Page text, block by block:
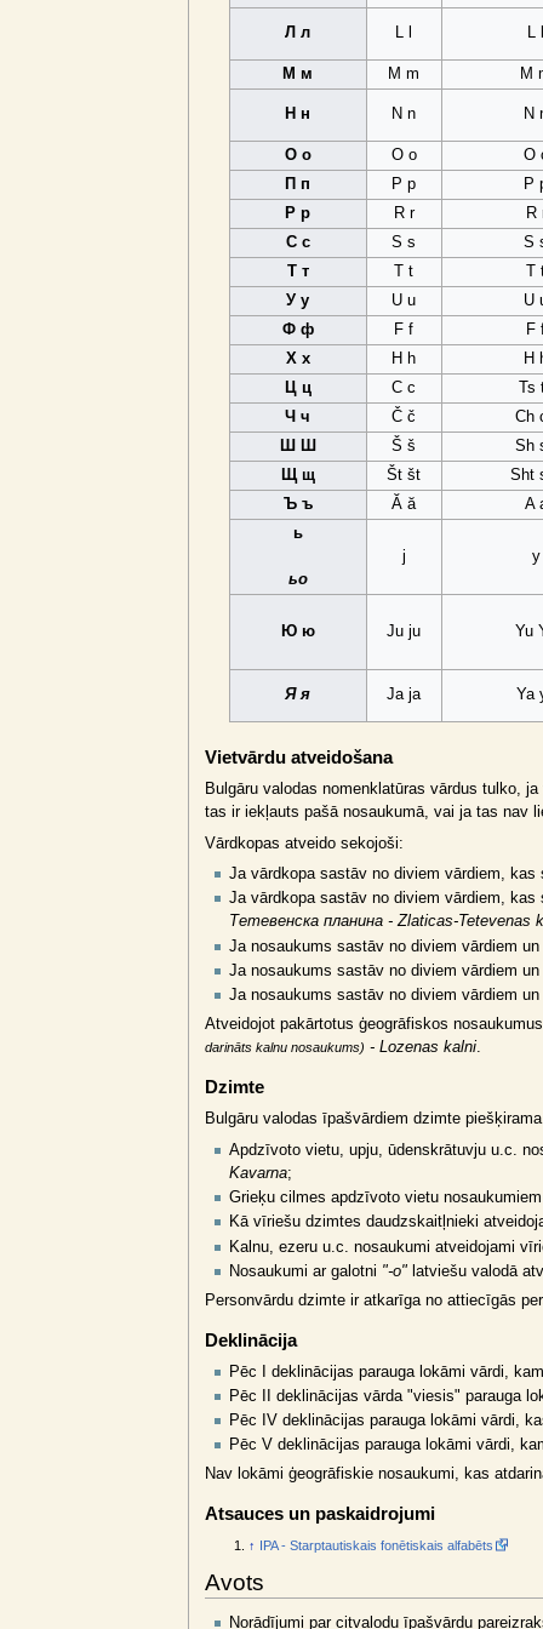
Л л
М м
M m M
Н н N n N
О о
O o O
П п
P p P
Р р
R r R
С с
S s S
Т т
T t T
У у
U u U
Ф ф
F f F
Х х
H h H
Ц ц
C c Ts
Ч ч
Č č Ch
Ш Ш
Š š Sh
Щ щ
Št št Sht
Ъ ъ
Ă ă A
ь
ьо
j y
Ю ю Ju ju Yu
Я я Ja ja Ya
Vietvārdu atveidošana
Bulgāru valodas nomenklatūras vārdus tulko,
tas ir iekļauts pašā nosaukumā, vai ja tas nav
Vārdkopas atveido sekojoši:
Ja vārdkopa sastāv no diviem vārdiem,
Ja vārdkopa sastāv no diviem vārdiem,
Тетевенска планина - Zlaticas-Tetevenas
Ja nosaukums sastāv no diviem vārdiem
Ja nosaukums sastāv no diviem vārdiem
Ja nosaukums sastāv no diviem vārdiem
Atveidojot pakārtotus ģeogrāfiskos
darināts kalnu nosaukums) - Lozenas kalni.
Dzimte
Bulgāru valodas īpašvārdiem dzimte
Apdzīvoto vietu, upju, ūdenskrātuvju u.c.
Kavarna;
Grieķu cilmes apdzīvoto vietu
Kā vīriešu dzimtes daudzskaitļnieki
Kalnu, ezeru u.c. nosaukumi atveidojami
Nosaukumi ar galotni "-o"latviešu valodā
Personvārdu dzimte ir atkarīga no attiecīgās
Deklinācija
Pēc I deklinācijas parauga lokāmi vārdi,
Pēc II deklinācijas vārda "viesis" parauga
Pēc IV deklinācijas parauga lokāmi vārdi,
Pēc V deklinācijas parauga lokāmi vārdi,
Nav lokāmi ģeogrāfiskie nosaukumi, kas
Atsauces un paskaidrojumi
↑ IPA - Starptautiskais fonētiskais alfabēts
Avots
Norādījumi par citvalodu īpašvārdu